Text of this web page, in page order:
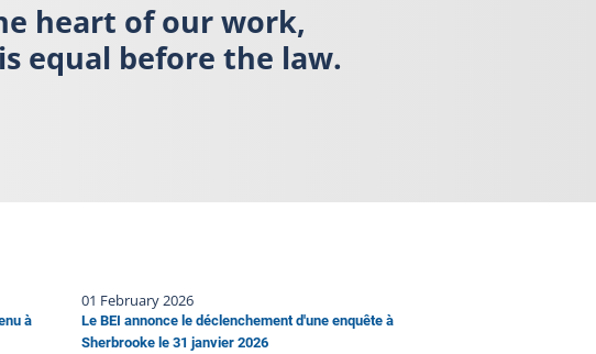
heart of our work,
equal before the law.
à
01 February 2026
Le BEI annonce le déclenchement d'une enquête à
Sherbrooke le 31 janvier 2026